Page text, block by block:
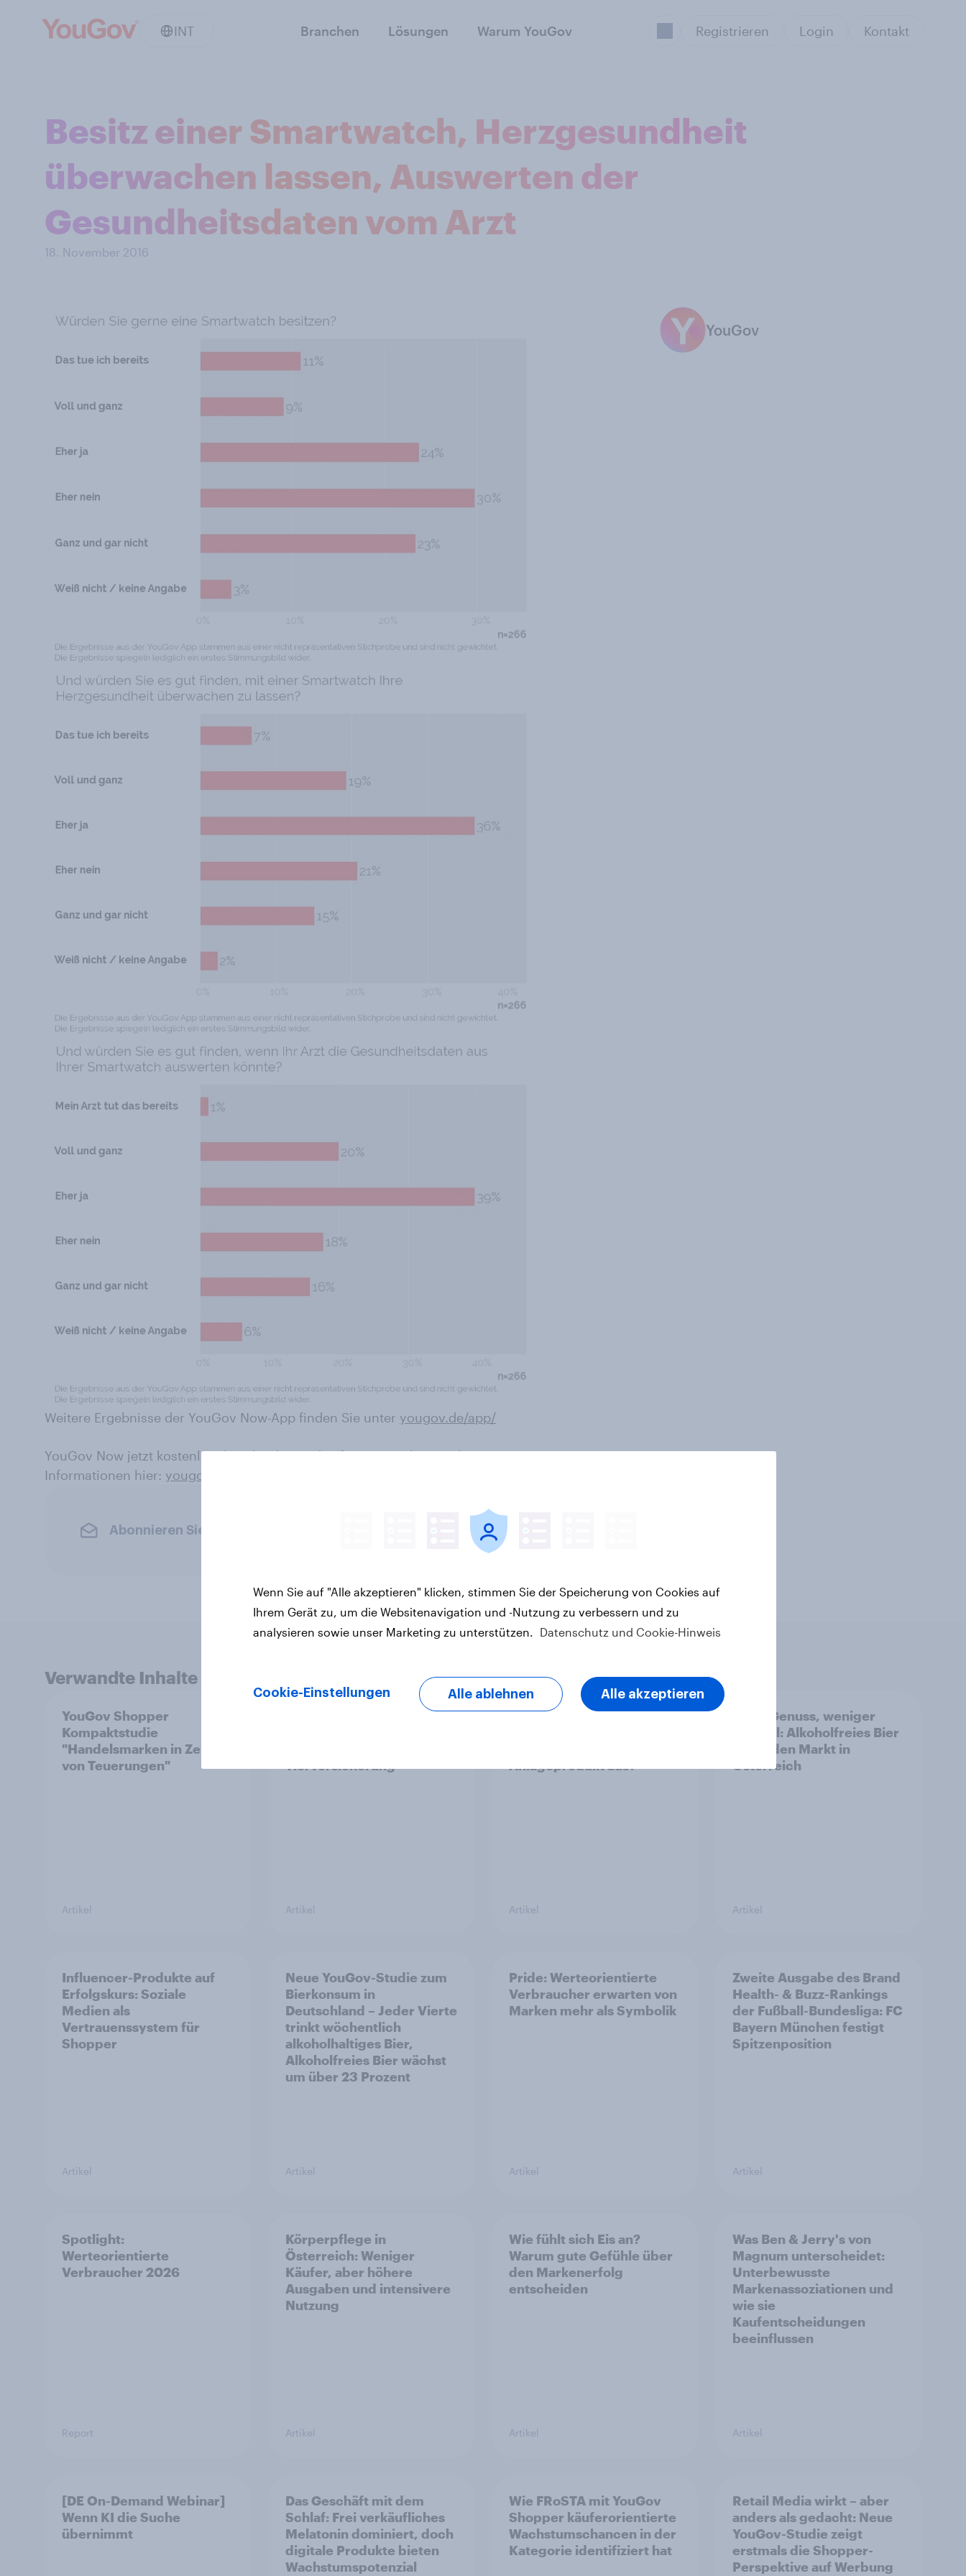
INT Branchen Lösungen Warum YouGov Registrieren Login Kontakt
Besitz einer Smartwatch, Herzgesundheit
überwachen lassen, Auswerten der
Gesundheitsdaten vom Arzt
18. November 2016
Weitere Ergebnisse der YouGov Now-App finden Sie unter yougov.de/app/
YouGov Now jetzt kostenlos downloaden und sofort mitmachen. Mehr
Informationen hier: yougov.de/yougovnow
Abonnieren Sie den YouGov-Newsletter
YouGov
Verwandte Inhalte
YouGov Shopper
Kompaktstudie
"Handelsmarken in Zeiten
von Teuerungen"
Artikel
Die Mehrheit deutscher
Tierversicherung
Artikel
ETF-Boom in Deutschland:
Anlageprodukt aus?
Artikel
Mehr Genuss, weniger
Alkohol: Alkoholfreies Bier
treibt den Markt in
Österreich
Artikel
Influencer-Produkte auf
Erfolgskurs: Soziale
Medien als
Vertrauenssystem für
Shopper
Artikel
Neue YouGov-Studie zum
Bierkonsum in
Deutschland – Jeder Vierte
trinkt wöchentlich
alkoholhaltiges Bier,
Alkoholfreies Bier wächst
um über 23 Prozent
Artikel
Pride: Werteorientierte
Verbraucher erwarten von
Marken mehr als Symbolik
Artikel
Zweite Ausgabe des Brand
Health- & Buzz-Rankings
der Fußball-Bundesliga: FC
Bayern München festigt
Spitzenposition
Artikel
Spotlight:
Werteorientierte
Verbraucher 2026
Report
Körperpflege in
Österreich: Weniger
Käufer, aber höhere
Ausgaben und intensivere
Nutzung
Artikel
Wie fühlt sich Eis an?
Warum gute Gefühle über
den Markenerfolg
entscheiden
Artikel
Was Ben & Jerry's von
Magnum unterscheidet:
Unterbewusste
Markenassoziationen und
wie sie
Kaufentscheidungen
beeinflussen
Artikel
[DE On-Demand Webinar]
Wenn KI die Suche
übernimmt
Das Geschäft mit dem
Schlaf: Frei verkäufliches
Melatonin dominiert, doch
digitale Produkte bieten
Wachstumspotenzial
Wie FRoSTA mit YouGov
Shopper käuferorientierte
Wachstumschancen in der
Kategorie identifiziert hat
Retail Media wirkt – aber
anders als gedacht: Neue
YouGov-Studie zeigt
erstmals die Shopper-
Perspektive auf Werbung
Wenn Sie auf "Alle akzeptieren" klicken, stimmen Sie der Speicherung von Cookies auf
Ihrem Gerät zu, um die Websitenavigation und -Nutzung zu verbessern und zu
analysieren sowie unser Marketing zu unterstützen. Datenschutz und Cookie-Hinweis
Cookie-Einstellungen Alle ablehnen Alle akzeptieren